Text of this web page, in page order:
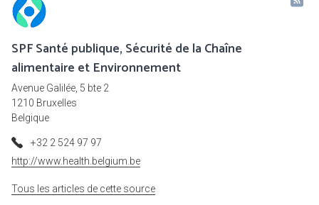
SPF Santé publique, Sécurité de la Chaîne
alimentaire et Environnement
Avenue Galilée, 5 bte 2
1210 Bruxelles
Belgique
+32 2 524 97 97
http://www.health.belgium.be
Tous les articles de cette source